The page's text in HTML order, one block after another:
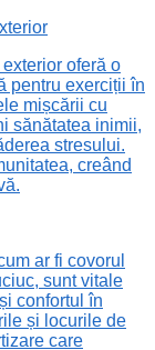
oferă o
pentru exerciții în
mișcării cu
sănătatea inimii,
stresului.
creând
ar fi covorul
sunt vitale
confortul în
și locurile de
care